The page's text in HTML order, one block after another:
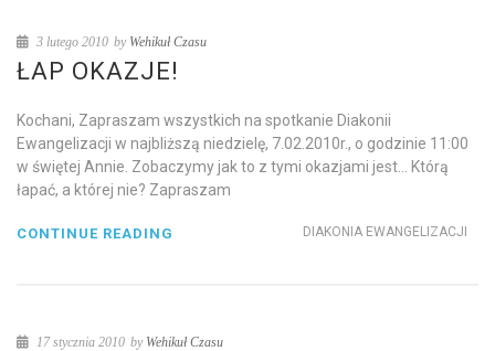
3 lutego 2010 by Wehikuł Czasu
ŁAP OKAZJE!
Kochani, Zapraszam wszystkich na spotkanie Diakonii
Ewangelizacji w najbliższą niedzielę, 7.02.2010r., o godzinie 11:00
w świętej Annie. Zobaczymy jak to z tymi okazjami jest… Którą
łapać, a której nie? Zapraszam
DIAKONIA EWANGELIZACJI
CONTINUE READING
17 stycznia 2010 by Wehikuł Czasu